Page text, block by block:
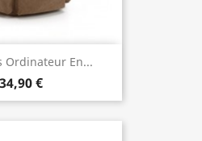
Ordinateur En...
34,90 €